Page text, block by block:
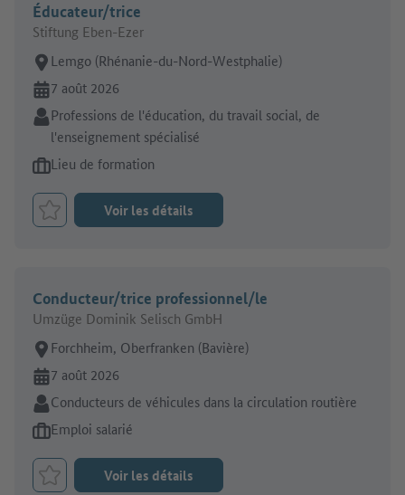
Éducateur/trice
Stiftung Eben-Ezer
Lieu de travail:
Lemgo (Rhénanie-du-Nord-Westphalie)
En ligne depuis:
7 août 2026
Secteur:
Professions de l'éducation, du travail social, de
l'enseignement spécialisé
Type d'offre d'emploi:
Lieu de formation
Retenir le job
Voir les détails
Conducteur/trice professionnel/le
Umzüge Dominik Selisch GmbH
Lieu de travail:
Forchheim, Oberfranken (Bavière)
En ligne depuis:
7 août 2026
Secteur:
Conducteurs de véhicules dans la circulation routière
Type d'offre d'emploi:
Emploi salarié
Retenir le job
Voir les détails